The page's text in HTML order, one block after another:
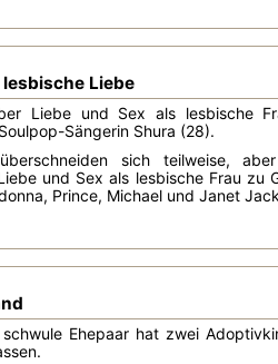
Liebe
Liebe und Sex als lesbische
Sängerin Shura (28).
sich teilweise,
und Sex als lesbische Frau zu
Prince, Michael und Janet
Ehepaar hat zwei